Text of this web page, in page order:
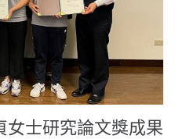
女士研究論文獎成果